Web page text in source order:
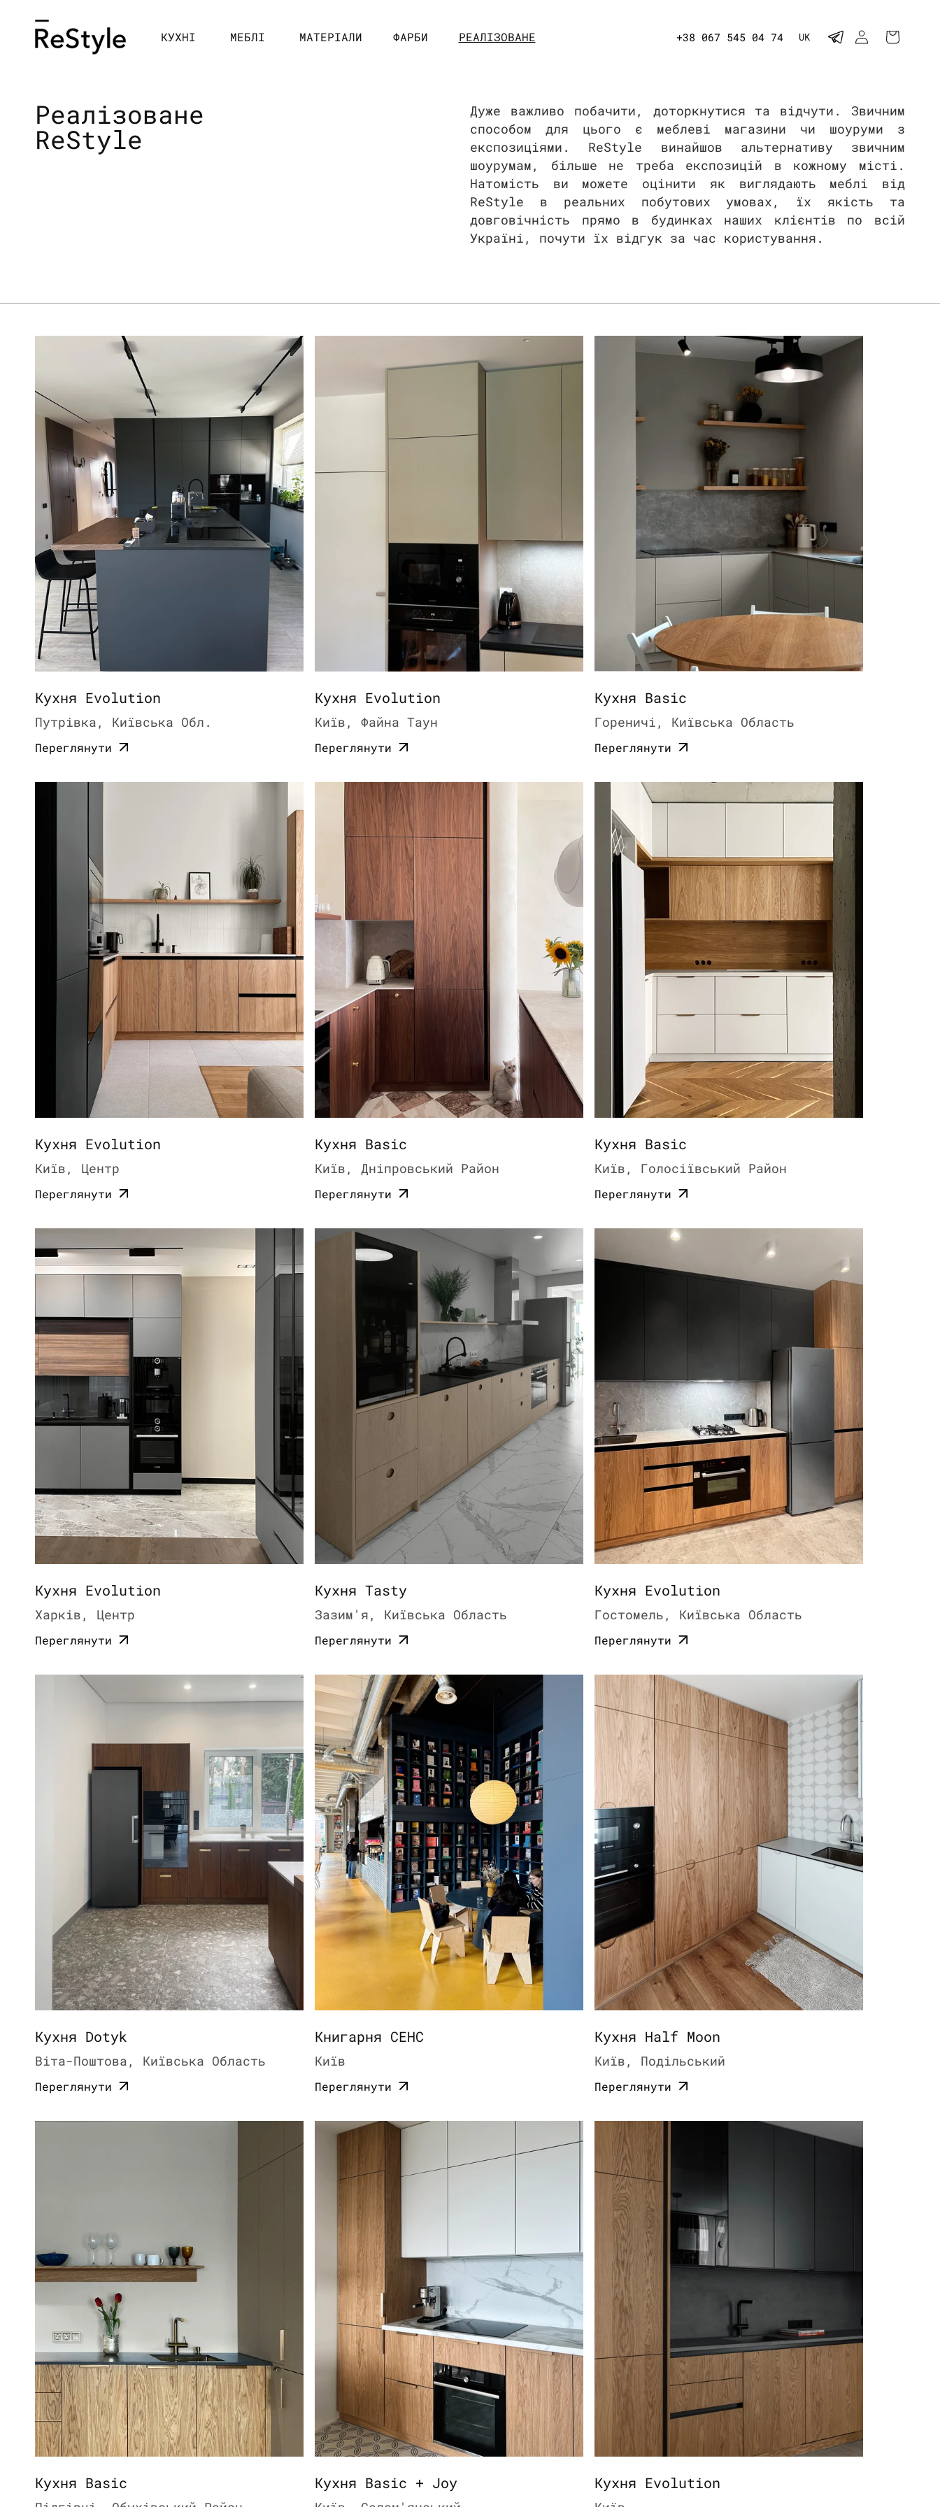
контенту
КУХНІ МЕБЛІ МАТЕРІАЛИ ФАРБИ РЕАЛІЗОВАНЕ +38 067 545 04 74
М
UK УВІЙТИ КОШИК
Реалізоване
ReStyle
Дуже важливо побачити, доторкнутися та відчути. Звичним
способом для цього є меблеві магазини чи шоуруми з
експозиціями. ReStyle винайшов альтернативу звичним
шоурумам, більше не треба експозицій в кожному місті.
Натомість ви можете оцінити як виглядають меблі від
ReStyle в реальних побутових умовах, їх якість та
довговічність прямо в будинках наших клієнтів по всій
Україні, почути їх відгук за час користування.
Кухня Evolution
Путрівка, Київська Обл.
Переглянути
Кухня Evolution
Київ, Файна Таун
Переглянути
Кухня Basic
Гореничі, Київська Область
Переглянути
Кухня Evolution
Київ, Центр
Переглянути
Кухня Basic
Київ, Дніпровський Район
Переглянути
Кухня Basic
Київ, Голосіївський Район
Переглянути
Кухня Evolution
Харків, Центр
Переглянути
Кухня Tasty
Зазим'я, Київська Область
Переглянути
Кухня Evolution
Гостомель, Київська Область
Переглянути
Кухня Dotyk
Віта-Поштова, Київська Область
Переглянути
Книгарня СЕНС
Київ
Переглянути
Кухня Half Moon
Київ, Подільський
Переглянути
Кухня Basic Кухня Basic + Joy Кухня Evolution